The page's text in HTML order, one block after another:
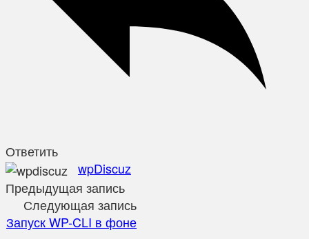
Ответить
wpDiscuz
Предыдущая запись
Следующая запись
Запуск WP-CLI в фоне